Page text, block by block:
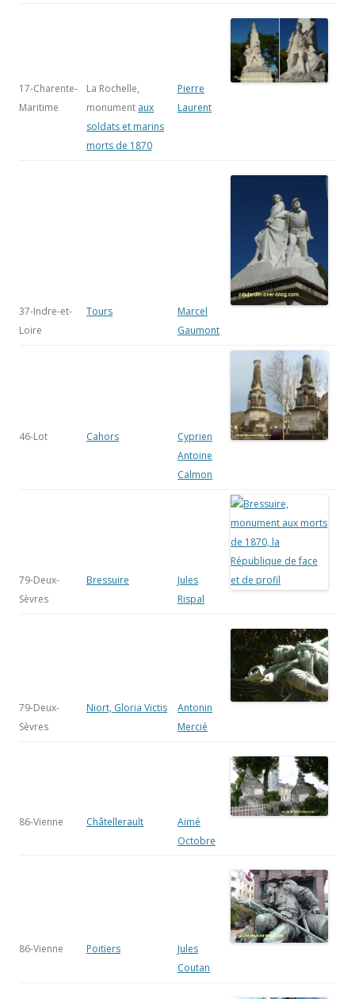
17-Charente-
Maritime
La Rochelle,
monument aux
soldats et marins
morts de 1870
Pierre
Laurent
37-Indre-et-
Loire
Tours
Marcel
Gaumont
46-Lot Cahors
Cyprien
Antoine
Calmon
79-Deux-
Sèvres
Bressuire
Jules
Rispal
79-Deux-
Sèvres
Niort, Gloria Victis
Antonin
Mercié
86-Vienne Châtellerault
Aimé
Octobre
86-Vienne Poitiers
Jules
Coutan